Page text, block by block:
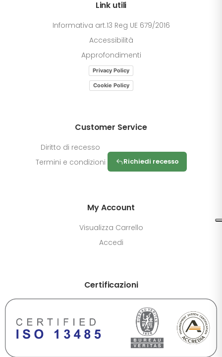
Link utili
Informativa art.13 Reg UE 679/2016
Accessibilità
Approfondimenti
Privacy Policy
Cookie Policy
Customer Service
Diritto di recesso
Termini e condizioni
Richiedi recesso
My Account
Visualizza Carrello
Accedi
Certificazioni
DIMENSIONE TESTO